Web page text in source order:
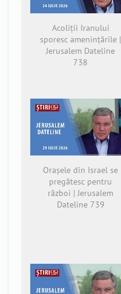
Acoliții Iranului
sporesc amenințările |
Jerusalem Dateline
738
Orașele din Israel se
pregătesc pentru
război | Jerusalem
Dateline 739